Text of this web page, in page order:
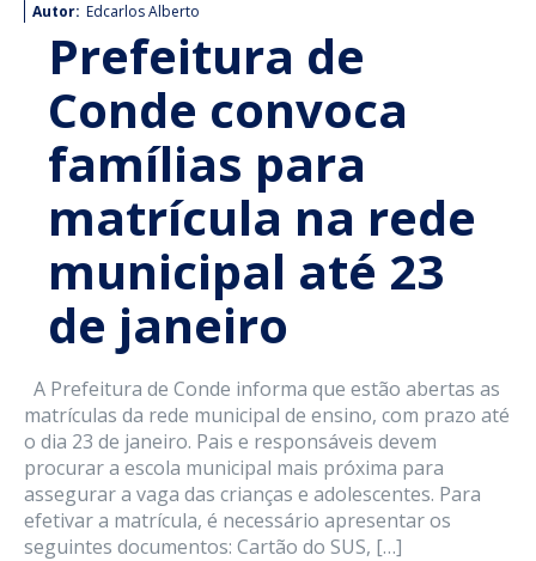
Autor: Edcarlos Alberto
Prefeitura de
Conde convoca
famílias para
matrícula na rede
municipal até 23
de janeiro
A Prefeitura de Conde informa que estão abertas as
matrículas da rede municipal de ensino, com prazo até
o dia 23 de janeiro. Pais e responsáveis devem
procurar a escola municipal mais próxima para
assegurar a vaga das crianças e adolescentes. Para
efetivar a matrícula, é necessário apresentar os
seguintes documentos: Cartão do SUS, […]